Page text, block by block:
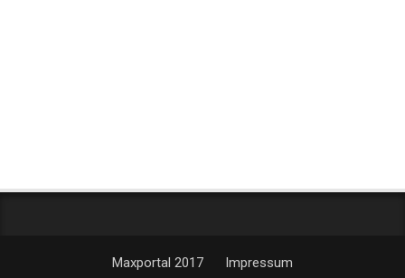
Maxportal 2017 Impressum